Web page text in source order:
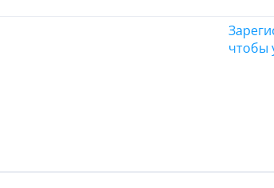
чтобы